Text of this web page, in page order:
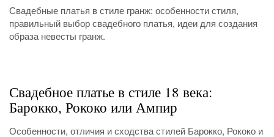
Свадебные платья в стиле гранж: особенности стиля,
правильный выбор свадебного платья, идеи для создания
образа невесты гранж.
Свадебное платье в стиле 18 века:
Барокко, Рококо или Ампир
Особенности, отличия и сходства стилей Барокко, Рококо и